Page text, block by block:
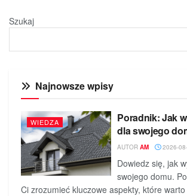
Szukaj
Najnowsze wpisy
WIEDZA
Poradnik: Jak
dla swojego
AUTOR AM 2026-
Dowiedz się, jak
swojego domu.
Ci zrozumieć kluczowe aspekty, które